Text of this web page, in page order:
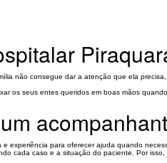
não consegue dar a atenção que ela
os seus entes queridos em boas mãos
experiência para oferecer ajuda quando
cada caso e a situação do paciente. Por